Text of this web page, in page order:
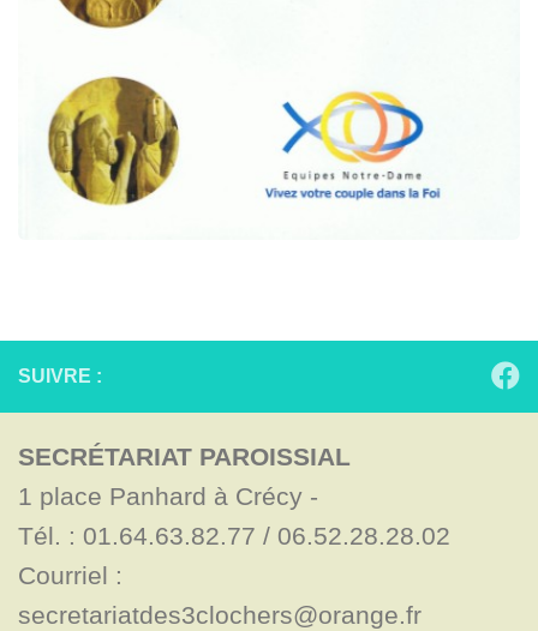
SUIVRE :
SECRÉTARIAT PAROISSIAL
1 place Panhard à Crécy -
Tél. : 01.64.63.82.77 / 06.52.28.28.02
Courriel :
secretariatdes3clochers@orange.fr